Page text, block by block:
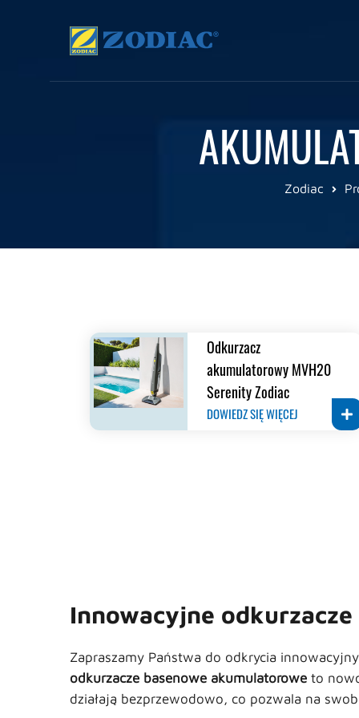
Zodiac
Odkurzacz
akumulatorowy MVH20
Serenity Zodiac
DOWIEDZ SIĘ WIĘCEJ
Innowacyjne
Zapraszamy Państwa do odkrycia
odkurzacze basenowe akumulatorowe to
działają bezprzewodowo, co pozwala na